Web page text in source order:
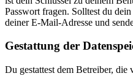
Passwort fragen. Solltest du
deiner E-Mail-Adresse und
Gestattung der
Du gestattest dem Betreiber,